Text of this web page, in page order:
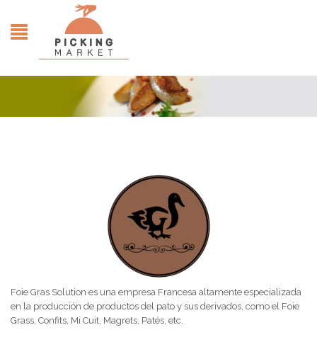
Foie Gras Solution es una empresa Francesa altamente especializada
en la producción de productos del pato y sus derivados, como el Foie
Grass, Confits, Mi Cuit, Magrets, Patés, etc.